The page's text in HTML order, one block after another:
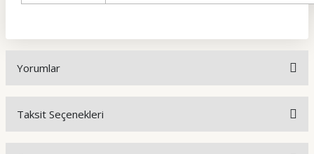
Yorumlar
Taksit Seçenekleri